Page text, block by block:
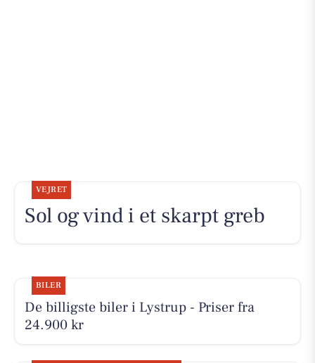
VEJRET
Sol og vind i et skarpt greb
BILER
De billigste biler i Lystrup - Priser fra
24.900 kr